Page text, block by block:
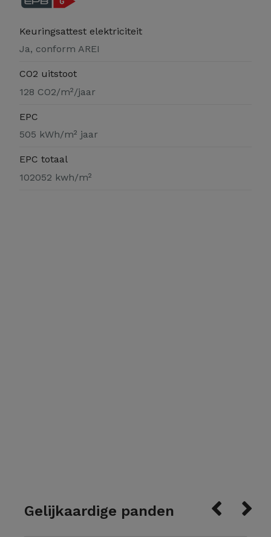
Keuringsattest elektriciteit
Ja, conform AREI
CO2 uitstoot
128 CO2/m²/jaar
EPC
505 kWh/m² jaar
EPC totaal
102052 kwh/m²
Gelijkaardige panden